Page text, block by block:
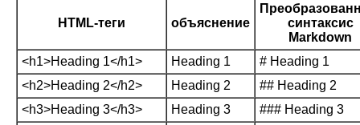
HTML-теги объяснение
синтаксис
Markdown
<h1>Heading 1</h1>
Heading 1
# Heading 1
<h2>Heading 2</h2>
Heading 2
## Heading 2
<h3>Heading 3</h3>
Heading 3 ### Heading 3